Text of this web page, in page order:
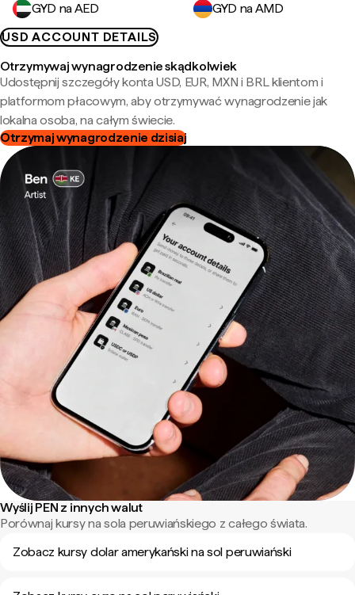
GYD na AED
GYD na AMD
USD ACCOUNT DETAILS
Otrzymywaj wynagrodzenie skądkolwiek
Udostępnij szczegóły konta USD, EUR, MXN i BRL klientom i
platformom płacowym, aby otrzymywać wynagrodzenie jak
lokalna osoba, na całym świecie.
Otrzymaj wynagrodzenie dzisiaj
Wyślij PEN z innych walut
Porównaj kursy na sola peruwiańskiego z całego świata.
Zobacz kursy dolar amerykański na sol peruwiański